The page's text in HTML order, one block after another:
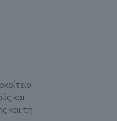
και
και τη